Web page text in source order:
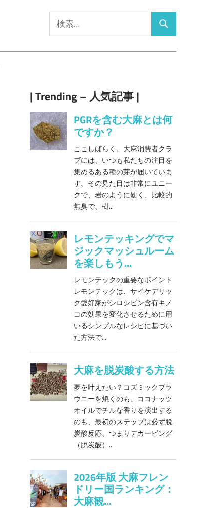
索:
検
| Trending – 人気記事 |